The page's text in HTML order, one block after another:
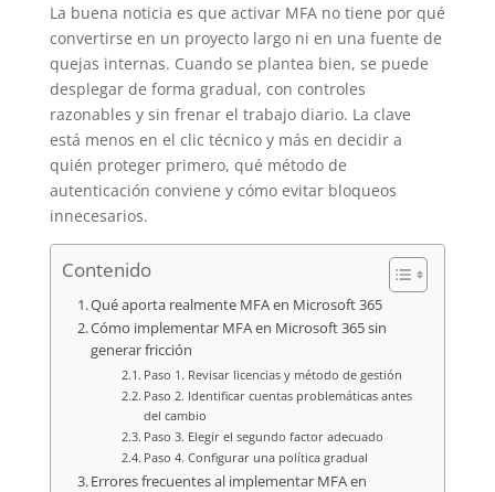
La buena noticia es que activar MFA no tiene por qué
convertirse en un proyecto largo ni en una fuente de
quejas internas. Cuando se plantea bien, se puede
desplegar de forma gradual, con controles
razonables y sin frenar el trabajo diario. La clave
está menos en el clic técnico y más en decidir a
quién proteger primero, qué método de
autenticación conviene y cómo evitar bloqueos
innecesarios.
Contenido
Qué aporta realmente MFA en Microsoft 365
Cómo implementar MFA en Microsoft 365 sin
generar fricción
Paso 1. Revisar licencias y método de gestión
Paso 2. Identificar cuentas problemáticas antes
del cambio
Paso 3. Elegir el segundo factor adecuado
Paso 4. Configurar una política gradual
Errores frecuentes al implementar MFA en